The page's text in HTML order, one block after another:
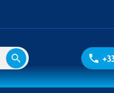
search phone